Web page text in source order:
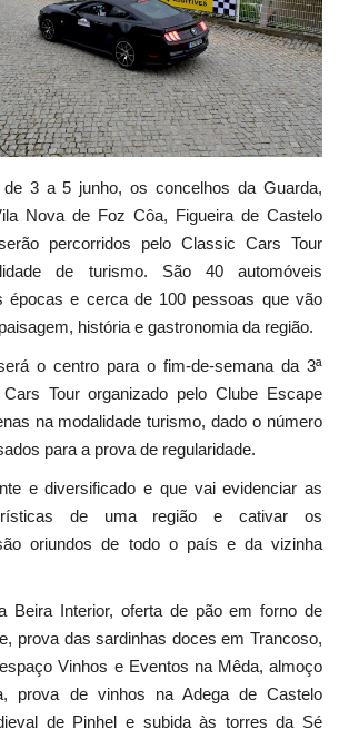
de 3 a 5 junho, os concelhos da Guarda,
Nova de Foz Côa, Figueira de Castelo
percorridos pelo Classic Cars Tour
de turismo. São 40 automóveis
épocas e cerca de 100 pessoas que vão
história e gastronomia da região.
o centro para o fim-de-semana da 3ª
Tour organizado pelo Clube Escape
na modalidade turismo, dado o número
para a prova de regularidade.
e diversificado e que vai evidenciar as
de uma região e cativar os
oriundos de todo o país e da vizinha
Beira Interior, oferta de pão em forno de
prova das sardinhas doces em Trancoso,
Vinhos e Eventos na Mêda, almoço
prova de vinhos na Adega de Castelo
de Pinhel e subida às torres da Sé